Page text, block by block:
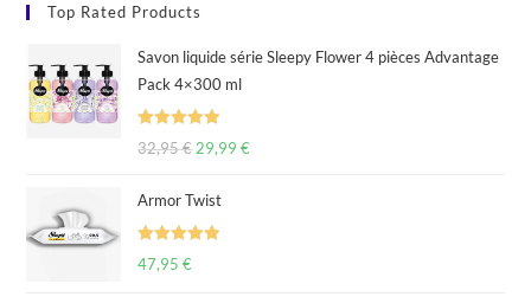
Top Rated Products
Savon liquide série Sleepy Flower 4 pièces Advantage
Pack 4×300 ml
Rated
5.00
32,95€ 29,99€
Armor Twist
Rated 5.00
47,95€